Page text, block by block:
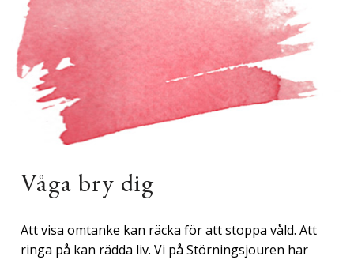
Våga bry dig
Att visa omtanke kan räcka för att stoppa våld. Att
ringa på kan rädda liv. Vi på Störningsjouren har